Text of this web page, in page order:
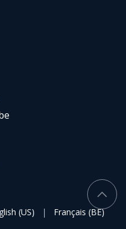
(US) | Français (BE)